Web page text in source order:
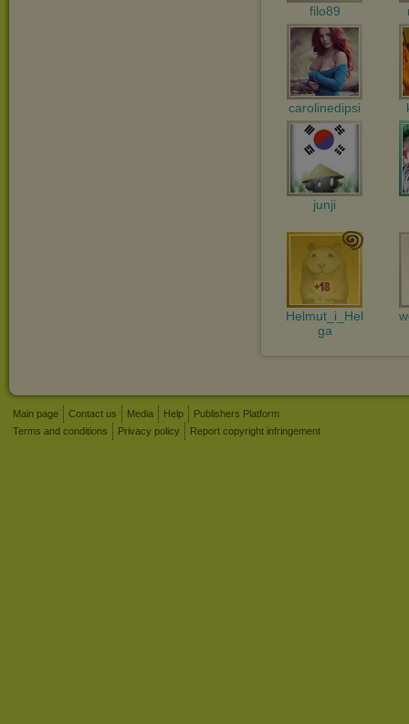
filo89
carolinedipsi
junji
Helmut_i_Hel
ga
Main page Contact us Media Help
Publishers Platform
Terms and conditions
Privacy policy Report copyright infringement